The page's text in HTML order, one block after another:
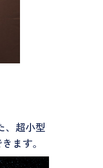
、超小型
ます。